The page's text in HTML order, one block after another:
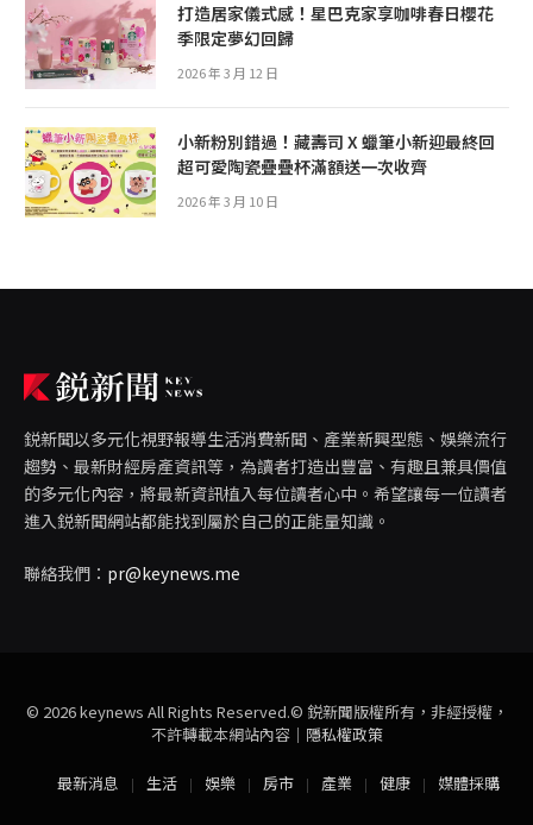
打造居家儀式感！星巴克家享咖啡春日櫻花
季限定夢幻回歸
2026 年 3 月 12 日
小新粉別錯過！藏壽司 X 蠟筆小新迎最終回
超可愛陶瓷疊疊杯滿額送一次收齊
2026 年 3 月 10 日
鋭新聞以多元化視野報導生活消費新聞、產業新興型態、娛樂流行
趨勢、最新財經房產資訊等，為讀者打造出豐富、有趣且兼具價值
的多元化內容，將最新資訊植入每位讀者心中。希望讓每一位讀者
進入鋭新聞網站都能找到屬於自己的正能量知識。
聯絡我們： pr@keynews.me
© 2026 keynews All Rights Reserved.© 鋭新聞版權所有，非經授權，
不許轉載本網站內容｜ 隱私權政策
最新消息 生活 娛樂 房市 產業 健康 媒體採購